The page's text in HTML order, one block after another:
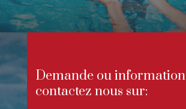
Demande ou information
contactez nous sur: